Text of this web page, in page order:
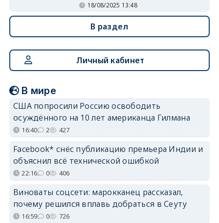
18/08/2025 13:48
В раздел
Личный кабинет
В мире
США попросили Россию освободить
осуждённого на 10 лет американца Гилмана
16:40 2 427
Facebook* снёс публикацию премьера Индии и
объяснил всё технической ошибкой
22:16 0 406
Виноваты соцсети: марокканец рассказал,
почему решился вплавь добраться в Сеуту
16:59 0 726